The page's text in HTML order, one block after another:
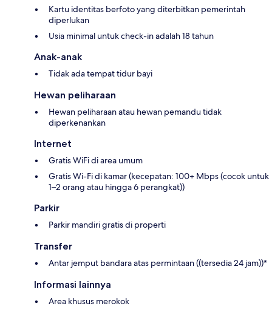
Kartu identitas berfoto yang diterbitkan pemerintah
diperlukan
Usia minimal untuk check-in adalah 18 tahun
Anak-anak
Tidak ada tempat tidur bayi
Hewan peliharaan
Hewan peliharaan atau hewan pemandu tidak
diperkenankan
Internet
Gratis WiFi di area umum
Gratis Wi-Fi di kamar (kecepatan: 100+ Mbps (cocok untuk
1–2 orang atau hingga 6 perangkat))
Parkir
Parkir mandiri gratis di properti
Transfer
Antar jemput bandara atas permintaan ((tersedia 24 jam))*
Informasi lainnya
Area khusus merokok